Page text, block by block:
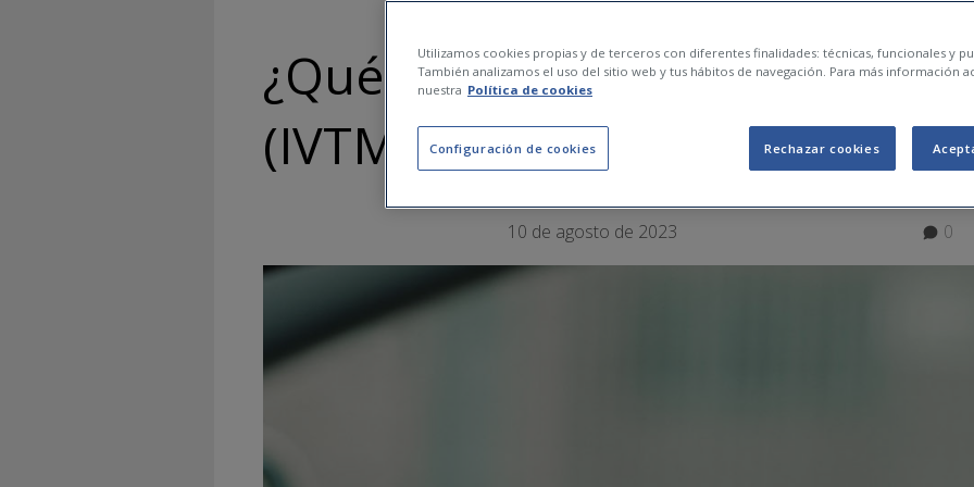
¿Qué es el Impuesto de
(IVTM) y cómo se paga?
10 de agosto de 2023 0
Utilizamos cookies propias y de terceros con diferentes finalidades: técnicas, funcionales y
También analizamos el uso del sitio web y tus hábitos de navegación. Para más información
nuestra Política de cookies
Configuración de cookies Rechazar cookies